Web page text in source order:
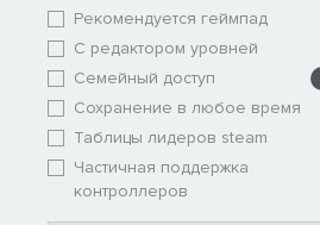
Рекомендуется геймпад
С редактором уровней
Семейный доступ
Сохранение в любое время
Таблицы лидеров steam
Частичная поддержка
контроллеров